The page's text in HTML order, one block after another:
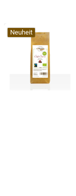
Neuheit